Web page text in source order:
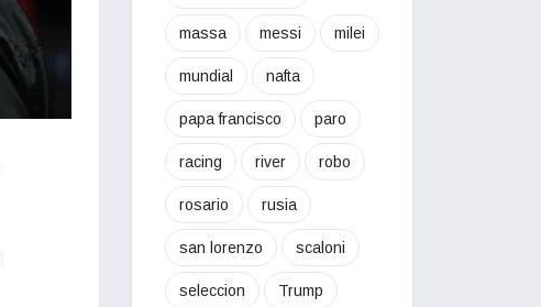
massa messi milei
mundial nafta
papa francisco paro
racing river robo
rosario rusia
san lorenzo scaloni
seleccion Trump